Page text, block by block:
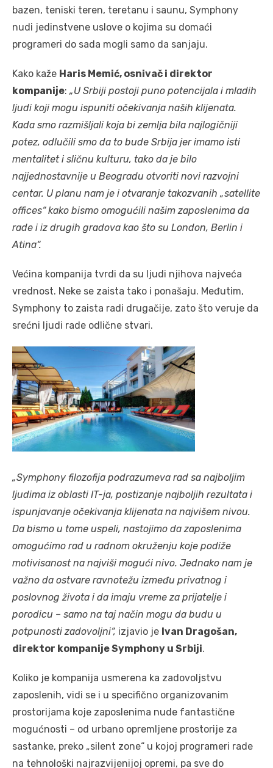
bazen, teniski teren, teretanu i saunu, Symphony
nudi jedinstvene uslove o kojima su domaći
programeri do sada mogli samo da sanjaju.
Kako kaže Haris Memić, osnivač i direktor
kompanije: „U Srbiji postoji puno potencijala i mladih
ljudi koji mogu ispuniti očekivanja naših klijenata.
Kada smo razmišljali koja bi zemlja bila najlogičniji
potez, odlučili smo da to bude Srbija jer imamo isti
mentalitet i sličnu kulturu, tako da je bilo
najjednostavnije u Beogradu otvoriti novi razvojni
centar. U planu nam je i otvaranje takozvanih „satellite
offices“ kako bismo omogućili našim zaposlenima da
rade i iz drugih gradova kao što su London, Berlin i
Atina“.
Većina kompanija tvrdi da su ljudi njihova najveća
vrednost. Neke se zaista tako i ponašaju. Međutim,
Symphony to zaista radi drugačije, zato što veruje da
srećni ljudi rade odlične stvari.
„Symphony filozofija podrazumeva rad sa najboljim
ljudima iz oblasti IT-ja, postizanje najboljih rezultata i
ispunjavanje očekivanja klijenata na najvišem nivou.
Da bismo u tome uspeli, nastojimo da zaposlenima
omogućimo rad u radnom okruženju koje podiže
motivisanost na najviši mogući nivo. Jednako nam je
važno da ostvare ravnotežu između privatnog i
poslovnog života i da imaju vreme za prijatelje i
porodicu – samo na taj način mogu da budu u
potpunosti zadovoljni“, izjavio je Ivan Dragošan,
direktor kompanije Symphony u Srbiji.
Koliko je kompanija usmerena ka zadovoljstvu
zaposlenih, vidi se i u specifično organizovanim
prostorijama koje zaposlenima nude fantastične
mogućnosti – od urbano opremljene prostorije za
sastanke, preko „silent zone“ u kojoj programeri rade
na tehnološki najrazvijenijoj opremi, pa sve do